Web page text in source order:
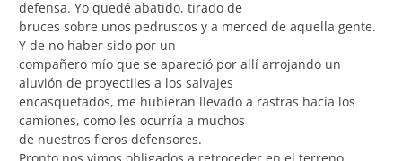
defensa. Yo quedé abatido, tirado de
bruces sobre unos pedruscos y a merced de aquella gente.
Y de no haber sido por un
compañero mío que se apareció por allí arrojando un
aluvión de proyectiles a los salvajes
encasquetados, me hubieran llevado a rastras hacia los
camiones, como les ocurría a muchos
de nuestros fieros defensores.